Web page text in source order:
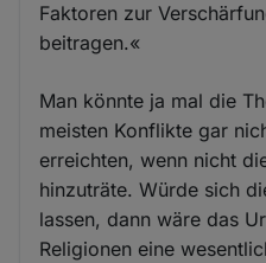
Faktoren zur
beitragen.«
Man könnte ja mal die
meisten Konflikte gar
erreichten, wenn nicht
hinzuträte. Würde sich
lassen, dann wäre das
Religionen eine